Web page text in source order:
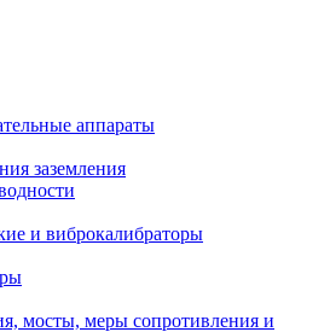
аппараты
заземления
и виброкалибраторы
мосты, меры сопротивления и